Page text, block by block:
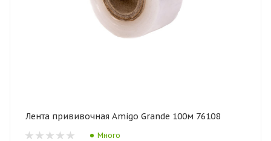
Лента прививочная Amigo Grande 100м 76108
Много